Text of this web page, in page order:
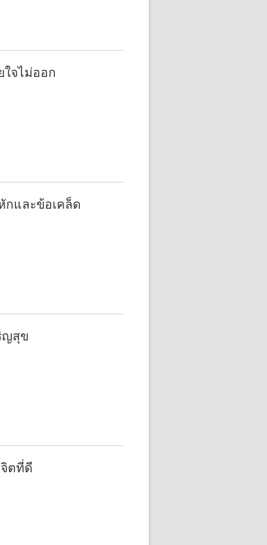
ใจไม่ออก
กและข้อเคล็ด
ญสุข
ตที่ดี